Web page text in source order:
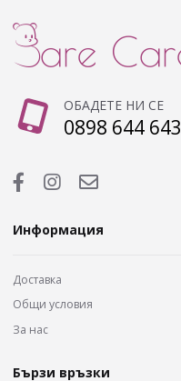
ОБАДЕТЕ НИ СЕ
0898 644 643
Информация
Доставка
Общи условия
За нас
Бързи връзки